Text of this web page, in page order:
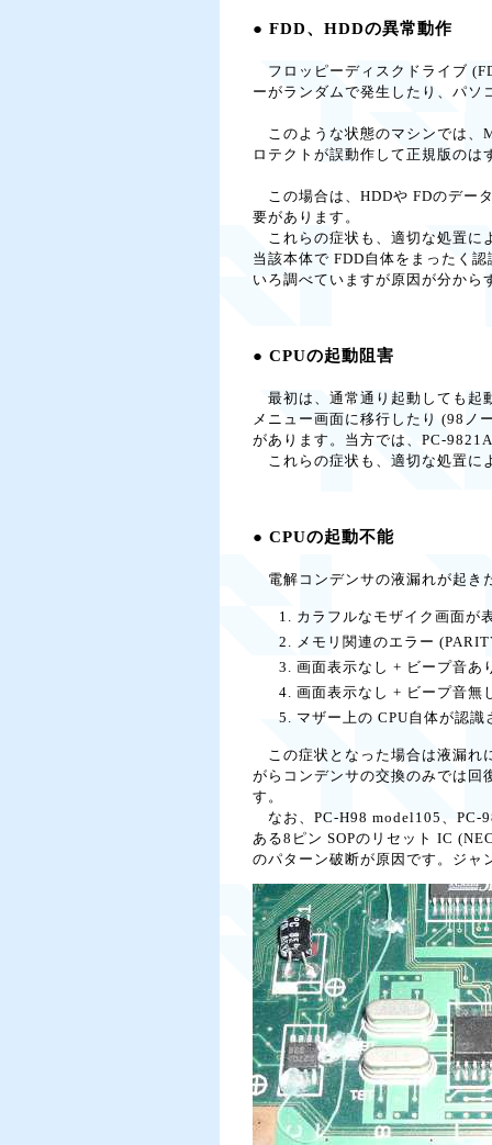
● FDD、HDDの異常動作
フロッピーディスクドライブ
ーがランダムで発生したり、パソ
このような状態のマシンでは、
ロテクトが誤動作して正規版の
この場合は、HDDや FDのデー
要があります。
これらの症状も、適切な処置に
当該本体で FDD自体をまったく
いろ調べていますが原因が分か
● CPUの起動阻害
最初は、通常通り起動しても起
メニュー画面に移行したり (98ノ
があります。当方では、PC-
これらの症状も、適切な処置に
● CPUの起動不能
電解コンデンサの液漏れが起き
カラフルなモザイク画面が
メモリ関連のエラー
画面表示なし + ビープ音あ
画面表示なし + ビープ音無
マザー上の CPU自体が認
この症状となった場合は液漏れ
がらコンデンサの交換のみでは
す。
なお、PC-H98 model105、PC-
ある8ピン SOPのリセット IC
のパターン破断が原因です。ジャ